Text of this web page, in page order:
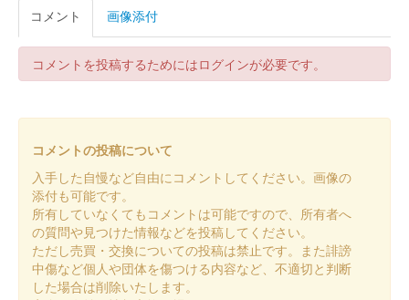
コメント 画像添付
コメントを投稿するためにはログインが必要です。
コメントの投稿について
入手した自慢など自由にコメントしてください。画像の
添付も可能です。
所有していなくてもコメントは可能ですので、所有者へ
の質問や見つけた情報などを投稿してください。
ただし売買・交換についての投稿は禁止です。また誹謗
中傷など個人や団体を傷つける内容など、不適切と判断
した場合は削除いたします。